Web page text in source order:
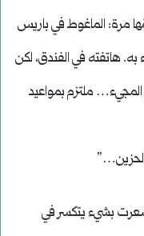
مرة: الماغوط في باريس
هاتفته في الفندق، لكن
المجيء… ملتزم بمواعيد
شعرت بشيء يتكسر في